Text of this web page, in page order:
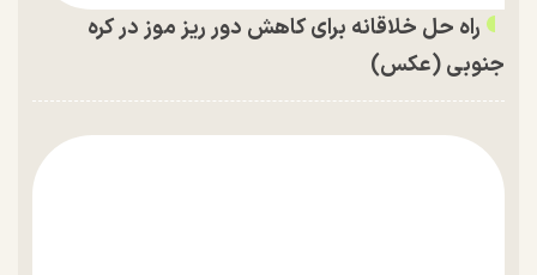
راه حل خلاقانه برای کاهش دور ریز موز در کره
جنوبی (عکس)